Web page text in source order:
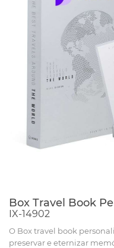
Box Travel Book
IX-14902
O Box travel book
preservar e eternizar